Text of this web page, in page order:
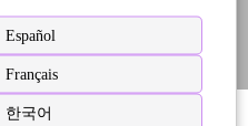
Español
Français
한국어